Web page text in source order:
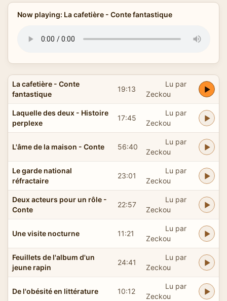
Now playing: La cafetière - Conte fantastique
La cafetière - Conte
fantastique
19:13
Lu par
Zeckou
Laquelle des deux - Histoire
perplexe
17:45
Lu par
Zeckou
L'âme de la maison - Conte 56:40
Lu par
Zeckou
Le garde national
réfractaire
23:01
Lu par
Zeckou
Deux acteurs pour un rôle -
Conte
22:57
Lu par
Zeckou
Une visite nocturne 11:21
Lu par
Zeckou
Feuillets de l'album d'un
jeune rapin
24:41
Lu par
Zeckou
De l'obésité en littérature 10:12
Lu par
Zeckou